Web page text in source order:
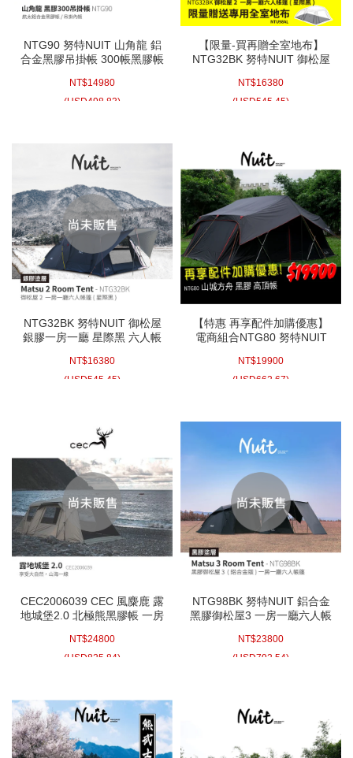
NTG90 努特NUIT 山角龍 鋁
合金黑膠吊掛帳 300帳黑膠帳
帳 耐水壓10000mm 鋁合金帳
蓬 8人帳棚露營帳棚家庭帳篷
NT$14980
(USD498.83)
【限量-買再贈全室地布】
NTG32BK 努特NUIT 御松屋
NT$16380
(USD545.45)
NTG32BK 努特NUIT 御松屋
銀膠一房一廳 星際黑 六人帳
廳帳 金牌 氣候達人防水等級
3000mm
NT$16380
(USD545.45)
【特惠 再享配件加購優惠】
電商組合NTG80 努特NUIT
帳 韓國進口鋁合金 別墅帳蓬
隧道帳篷 頂級耐水壓 鐵氟龍
NT$19900
(USD662.67)
CEC2006039 CEC 風麋鹿 露
地城堡2.0 北極熊黑膠帳 一房
CEC-2006039
NT$24800
(USD825.84)
NTG98BK 努特NUIT 鋁合金
黑膠御松屋3 一房一廳六人帳
合金帳棚
NT$23800
(USD792.54)